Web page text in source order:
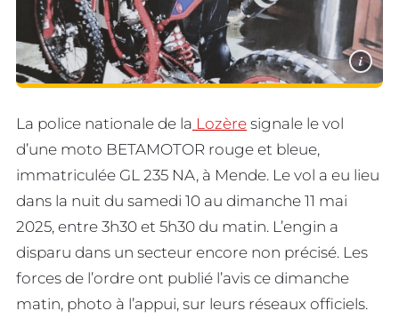
i
La police nationale de la Lozère signale le vol
d’une moto BETAMOTOR rouge et bleue,
immatriculée GL 235 NA, à Mende. Le vol a eu lieu
dans la nuit du samedi 10 au dimanche 11 mai
2025, entre 3h30 et 5h30 du matin. L’engin a
disparu dans un secteur encore non précisé. Les
forces de l’ordre ont publié l’avis ce dimanche
matin, photo à l’appui, sur leurs réseaux officiels.